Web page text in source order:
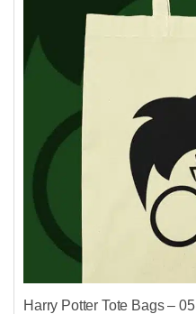
Harry Potter Tote Bags – 05